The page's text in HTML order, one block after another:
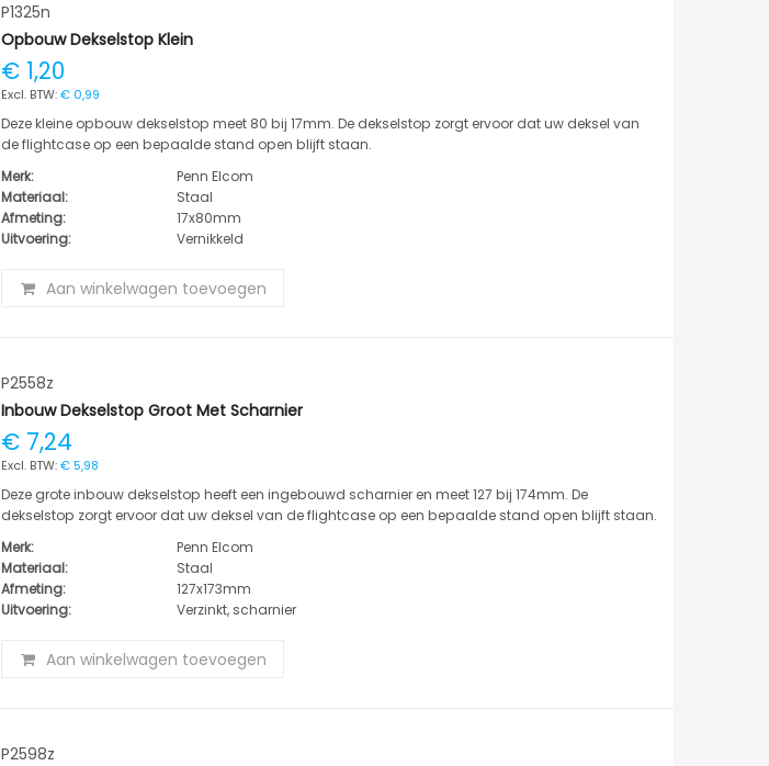
P1325n
Opbouw Dekselstop Klein
€ 1,20
€ 0,99
Deze kleine opbouw dekselstop meet 80 bij 17mm. De dekselstop zorgt ervoor dat uw deksel van
de flightcase op een bepaalde stand open blijft staan.
Merk:
Penn Elcom
Materiaal:
Staal
Afmeting:
17x80mm
Uitvoering:
Vernikkeld
Aan winkelwagen toevoegen
P2558z
Inbouw Dekselstop Groot Met Scharnier
€ 7,24
€ 5,98
Deze grote inbouw dekselstop heeft een ingebouwd scharnier en meet 127 bij 174mm. De
dekselstop zorgt ervoor dat uw deksel van de flightcase op een bepaalde stand open blijft staan.
Merk:
Penn Elcom
Materiaal:
Staal
Afmeting:
127x173mm
Uitvoering:
Verzinkt, scharnier
Aan winkelwagen toevoegen
P2598z